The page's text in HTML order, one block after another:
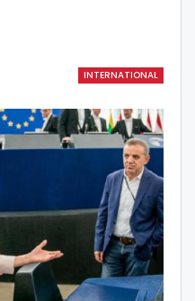
INTERNATIONAL